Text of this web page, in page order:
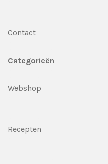
Contact
Categorieën
Webshop
Recepten